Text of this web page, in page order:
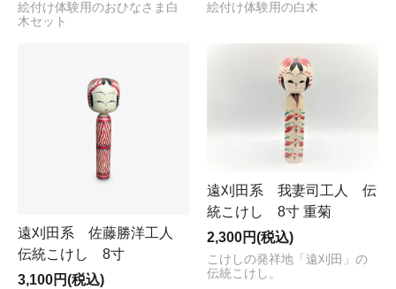
絵付け体験用のおひなさま白
木セット
絵付け体験用の白木
遠刈田系 佐藤勝洋工人
伝統こけし 8寸
3,100円(税込)
遠刈田系 我妻司工人 伝
統こけし 8寸 重菊
2,300円(税込)
こけしの発祥地「遠刈田」の
伝統こけし。